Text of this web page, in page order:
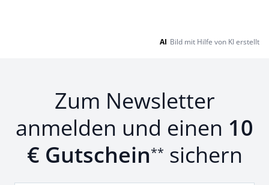
AI Bild mit Hilfe von KI erstellt
Zum Newsletter
anmelden und einen 10
€ Gutschein** sichern